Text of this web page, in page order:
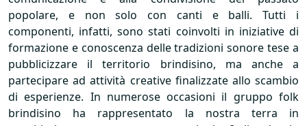
popolare, e non solo con canti e balli. Tutti i
componenti, infatti, sono stati coinvolti in iniziative di
formazione e conoscenza delle tradizioni sonore tese a
pubblicizzare il territorio brindisino, ma anche a
partecipare ad attività creative finalizzate allo scambio
di esperienze. In numerose occasioni il gruppo folk
brindisino ha rappresentato la nostra terra in